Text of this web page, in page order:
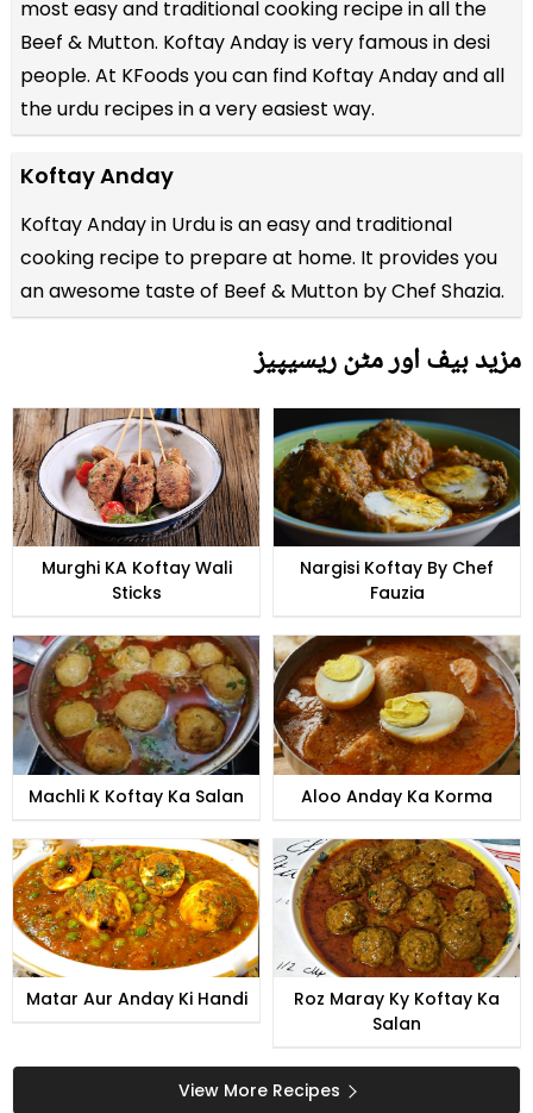
most easy and traditional cooking recipe in all the
Beef & Mutton. Koftay Anday is very famous in desi
people. At KFoods you can find Koftay Anday and all
theurdu recipesin a very easiest way.
Koftay Anday
Koftay Anday in Urdu is an easy and traditional
cooking recipe to prepare at home. It provides you
an awesome taste of Beef & Mutton by Chef Shazia.
مزید بیف اور مٹن ریسیپیز
Murghi KA Koftay Wali
Sticks
Nargisi Koftay By Chef
Fauzia
Machli K Koftay Ka Salan Aloo Anday Ka Korma
Matar Aur Anday Ki Handi
Roz Maray Ky Koftay Ka
Salan
View More Recipes